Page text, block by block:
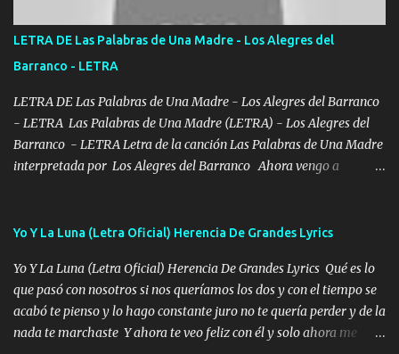
POR CLAVE ES EL CALI 4 EN LA CIUDAD TIJUANA Música Al
tirante andamos mi carnal atento a cualquier necesidad no porque
se ve limpio el camino nos confiamos al andar y nunca con la
misma piedra me vuelvo a tropezar Cuando ando de enamorado
en corto me tiró a per...
LETRA DE Las Palabras de Una Madre - Los Alegres del
Barranco - LETRA
LETRA DE Las Palabras de Una Madre - Los Alegres del Barranco
- LETRA Las Palabras de Una Madre (LETRA) - Los Alegres del
Barranco - LETRA Letra de la canción Las Palabras de Una Madre
interpretada por Los Alegres del Barranco Ahora vengo a
viento a su hijo y aunque ahora ya este con Dios el destino así lo
seguiré esperando hasta volvernos a vernos El recuerdo que yo
tengo de mi mente no se va, en mi corazón me llevo lo mismo que
tu papá, a veces me pongo triste porque no puedo mirarte, mas se
que tu me escuchas porque tu eres mi gran ángel, El desespero me
Yo Y La Luna (Letra Oficial) Herencia De Grandes Lyrics
Yo Y La Luna (Letra Oficial) Herencia De Grandes Lyrics Qué es lo
que pasó con nosotros si nos queríamos los dos y con el tiempo se
acabó te pienso y lo hago constante juro no te quería perder y de la
nada te marchaste Y ahora te veo feliz con él y solo ahora me